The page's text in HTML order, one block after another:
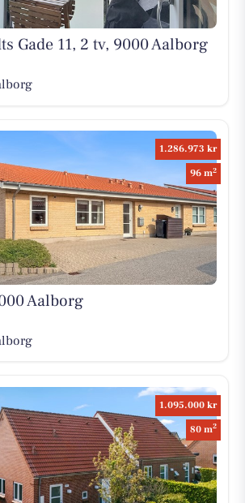
Gade 11, 2 tv, 9000 Aalborg
1.286.973 kr
96 m2
Aalborg
1.095.000 kr
80 m2